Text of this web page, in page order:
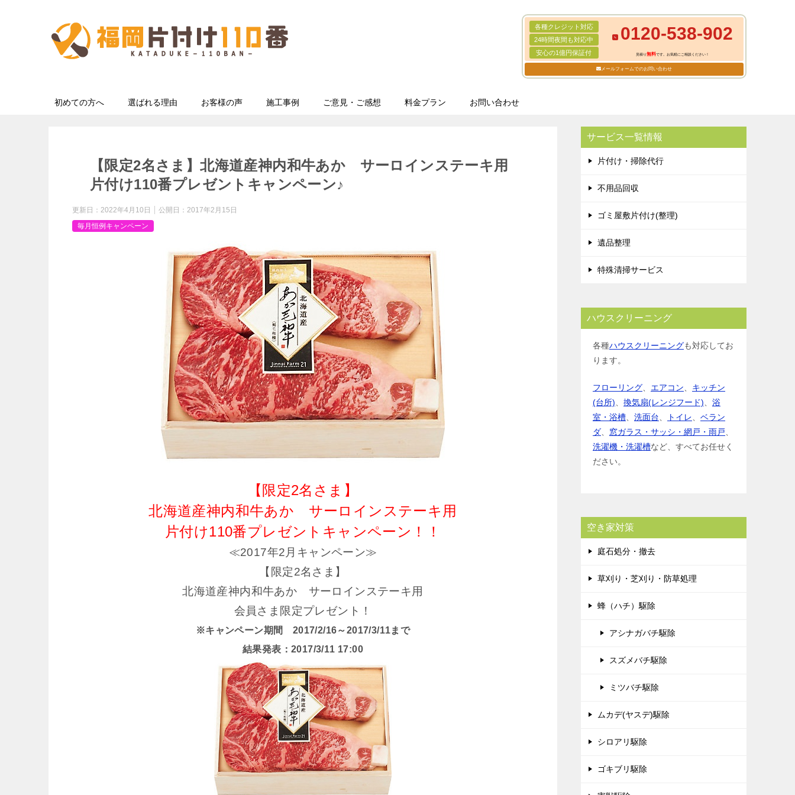
各種クレジット対応
24時間夜間も対応中
安心の1億円保証付
0120-538-902
見積り無料です。お気軽にご相談ください！
メールフォームでのお問い合わせ
初めての方へ 選ばれる理由 お客様の声 施工事例 ご意見・ご感想 料金プラン お問い合わせ
【限定2名さま】北海道産神内和牛あか サーロインステーキ用
片付け110番プレゼントキャンペーン♪
更新日： 2022年4月10日 公開日： 2017年2月15日
毎月恒例キャンペーン
【限定2名さま】
北海道産神内和牛あか サーロインステーキ用
片付け110番プレゼントキャンペーン！！
≪2017年2月キャンペーン≫
【限定2名さま】
北海道産神内和牛あか サーロインステーキ用
会員さま限定プレゼント！
※キャンペーン期間 2017/2/16～2017/3/11まで
結果発表：2017/3/11 17:00
サービス一覧情報
片付け・掃除代行
不用品回収
ゴミ屋敷片付け(整理)
遺品整理
特殊清掃サービス
ハウスクリーニング
各種ハウスクリーニングも対応してお
ります。
フローリング エアコン
キッチン
(台所)
換気扇(レンジフード)
浴
室・浴槽
洗面台 トイレ
ベラン
ダ
窓ガラス・サッシ・網戸・雨戸
洗濯機・洗濯槽など、すべてお任せく
ださい。
空き家対策
庭石処分・撤去
草刈り・芝刈り・防草処理
蜂（ハチ）駆除
アシナガバチ駆除
スズメバチ駆除
ミツバチ駆除
ムカデ(ヤスデ)駆除
シロアリ駆除
ゴキブリ駆除